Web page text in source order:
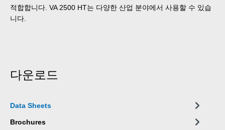
적합합니다. VA 2500 HT는 다양한 산업 분야에서 사용할 수 있습
니다.
다운로드
Data Sheets
Brochures